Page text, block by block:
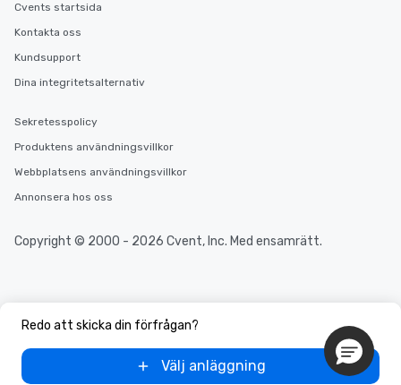
Redo att skicka din förfrågan?
Välj anläggning
Cvents startsida
Kontakta oss
Kundsupport
Dina integritetsalternativ
Sekretesspolicy
Produktens användningsvillkor
Webbplatsens användningsvillkor
Annonsera hos oss
Copyright © 2000 - 2026 Cvent, Inc. Med ensamrätt.